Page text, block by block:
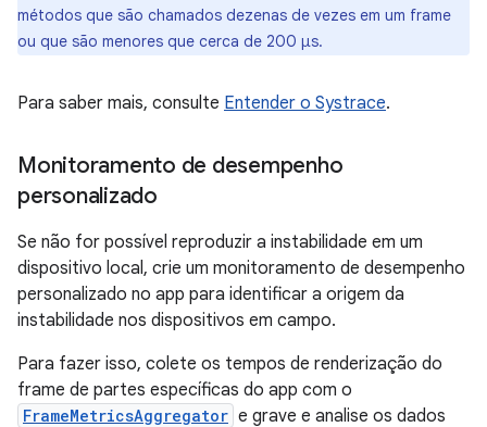
métodos que são chamados dezenas de vezes em um frame
ou que são menores que cerca de 200 μs.
Para saber mais, consulte Entender o Systrace.
Monitoramento de desempenho
personalizado
Se não for possível reproduzir a instabilidade em um
dispositivo local, crie um monitoramento de desempenho
personalizado no app para identificar a origem da
instabilidade nos dispositivos em campo.
Para fazer isso, colete os tempos de renderização do
frame de partes específicas do app com o
FrameMetricsAggregator e grave e analise os dados